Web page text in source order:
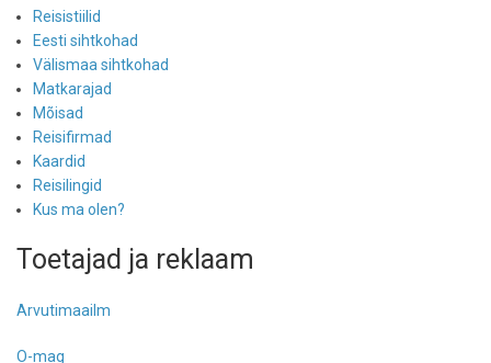
Reisistiilid
Eesti sihtkohad
Välismaa sihtkohad
Matkarajad
Mõisad
Reisifirmad
Kaardid
Reisilingid
Kus ma olen?
Toetajad ja reklaam
Arvutimaailm
O-mag